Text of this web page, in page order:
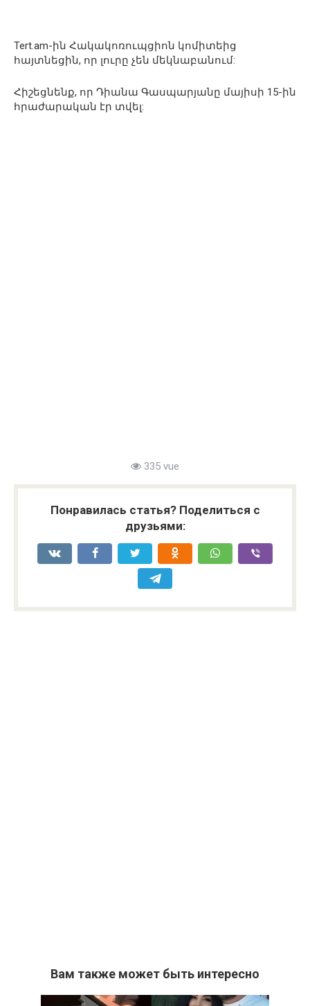
Tert.am-ին Հակակոռուպցիոն կոմիտեից
հայտնեցին, որ լուրը չեն մեկնաբանում:
Հիշեցնենք, որ Դիանա Գասպարյանը մայիսի 15-ին
հրաժարական էր տվել:
335 vue
Понравилась статья? Поделиться с
друзьями:
Вам также может быть интересно